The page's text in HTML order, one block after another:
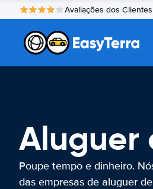
Avaliações dos Clientes
Aluguer
Poupe tempo e dinheiro.
das empresas de aluguer